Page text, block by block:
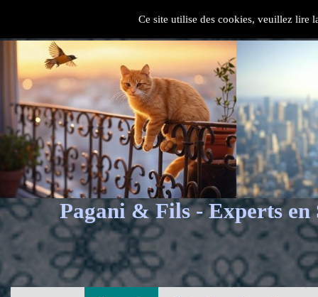
Ce site utilise des cookies, veuillez lire
Pagani & Fils - Experts en